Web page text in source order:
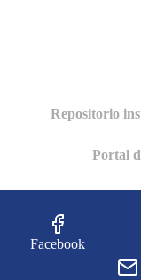
Repositorio
Portal
Facebook